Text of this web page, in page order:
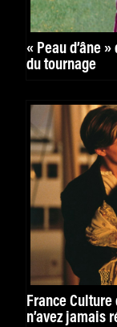
« Peau d’âne
du tournage
France
n’avez jamais